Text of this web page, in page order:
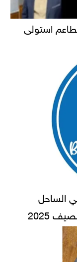
استولى
جديدة في الساحل
2025